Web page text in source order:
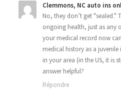
Clemmons, NC auto ins
No, they don’t get
ongoing health, just as any
your medical record now
medical history as a
in your area (in the US, it is
answer helpful?
Répondre